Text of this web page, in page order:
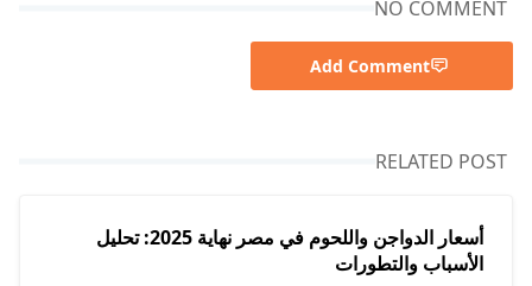
NO COMMENT
Add Comment
RELATED POST
أسعار الدواجن واللحوم في مصر نهاية 2025: تحليل
الأسباب والتطورات